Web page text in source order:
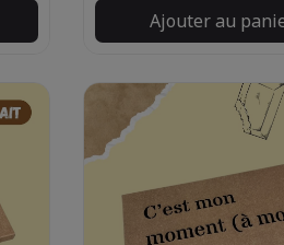
Ajouter au